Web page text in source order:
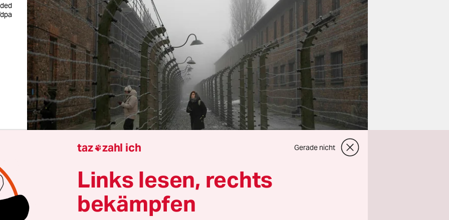
findet in Auschwitz-Birkenau die Gedenkveranstaltung
taz zahl ich Gerade nicht
Links lesen, rechts
bekämpfen